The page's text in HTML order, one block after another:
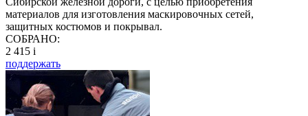
материалов для изготовления маскировочных сетей,
защитных костюмов и покрывал.
СОБРАНО:
2 415 i
поддержать